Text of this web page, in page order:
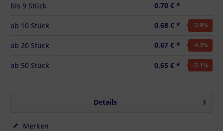
bis 9 Stück 0,70 € *
ab 10 Stück 0,68 € * -2.9%
ab 20 Stück 0,67 € * -4.3%
ab 50 Stück 0,65 € * -7.1%
Details
Merken